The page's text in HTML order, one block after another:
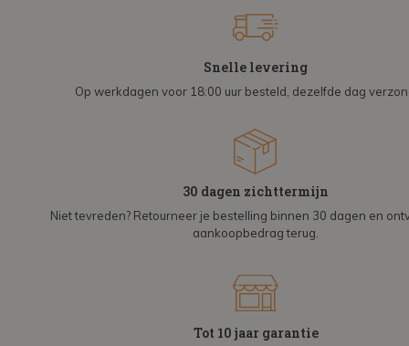
Snelle levering
Op werkdagen voor 18:00 uur besteld, dezelfde dag
30 dagen zichttermijn
Niet tevreden? Retourneer je bestelling binnen 30 dagen en
aankoopbedrag terug.
Tot 10 jaar garantie